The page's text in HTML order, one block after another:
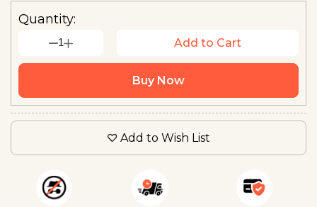
Quantity:
1 Add to Cart
Buy Now
Add to Wish List